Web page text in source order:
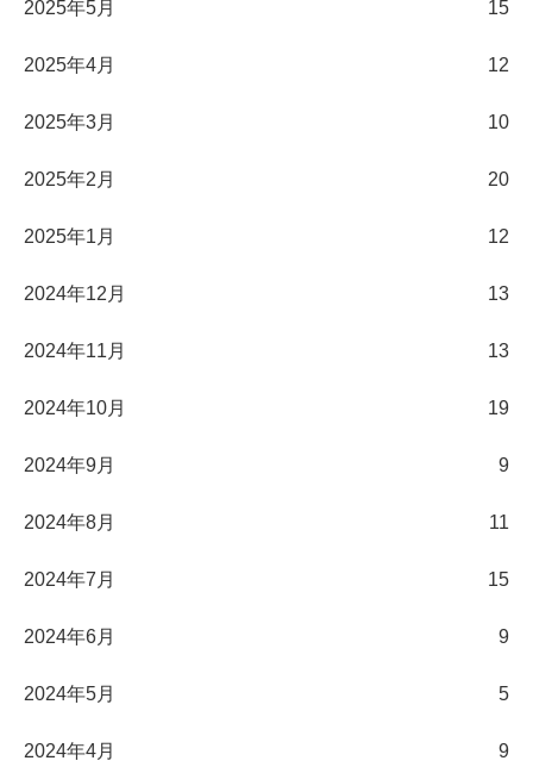
2025年5月 15
2025年4月 12
2025年3月 10
2025年2月 20
2025年1月 12
2024年12月 13
2024年11月 13
2024年10月 19
2024年9月 9
2024年8月 11
2024年7月 15
2024年6月 9
2024年5月 5
2024年4月 9